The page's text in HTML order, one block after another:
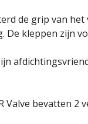
de grip van
De kleppen zijn
Valve bevatten 2